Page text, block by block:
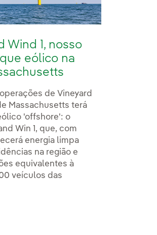
Wind 1, nosso
eólico na
de Vineyard
Massachusetts terá
'offshore': o
Win 1, que, com
energia limpa
na região e
equivalentes à
veículos das
England Wind 1, nosso segundo
England Wind 1, nosso segundo